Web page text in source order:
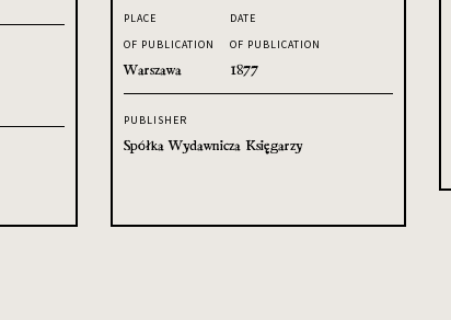
PLACE
OF PUBLICATION
Warszawa
DATE
OF PUBLICATION
1877
PUBLISHER
Spółka Wydawnicza Księgarzy